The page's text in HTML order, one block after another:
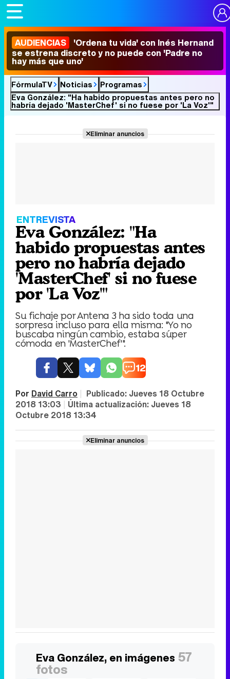
AUDIENCIAS 'Ordena tu vida' con Inés Hernand
se estrena discreto y no puede con 'Padre no
hay más que uno'
FórmulaTV Noticias
Programas
Eva González: "Ha habido propuestas antes pero no
habría dejado 'MasterChef' si no fuese por 'La Voz'"
Eliminar anuncios
ENTREVISTA
Eva González: "Ha
habido propuestas antes
pero no habría dejado
'MasterChef' si no fuese
por 'La Voz'"
Su fichaje por Antena 3 ha sido toda una
sorpresa incluso para ella misma: "Yo no
buscaba ningún cambio, estaba súper
cómoda en 'MasterChef'".
12
Por David Carro | Publicado: Jueves 18 Octubre
2018 13:03 | Última actualización: Jueves 18
Octubre 2018 13:34
Eliminar anuncios
Eva González, en imágenes 57
fotos